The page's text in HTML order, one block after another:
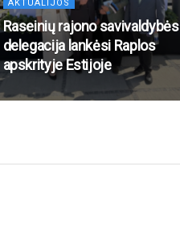
AKTUALIJOS
Raseinių rajono savivaldybės
delegacija lankėsi Raplos
apskrityje Estijoje